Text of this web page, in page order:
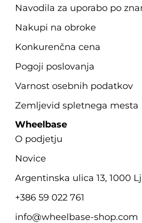
Navodila za uporabo po
Nakupi na obroke
Konkurenčna cena
Pogoji poslovanja
Varnost osebnih podatkov
Zemljevid spletnega mesta
Wheelbase
O podjetju
Novice
Argentinska ulica 13, 1000
+386 59 022 761
info@wheelbase-shop.com